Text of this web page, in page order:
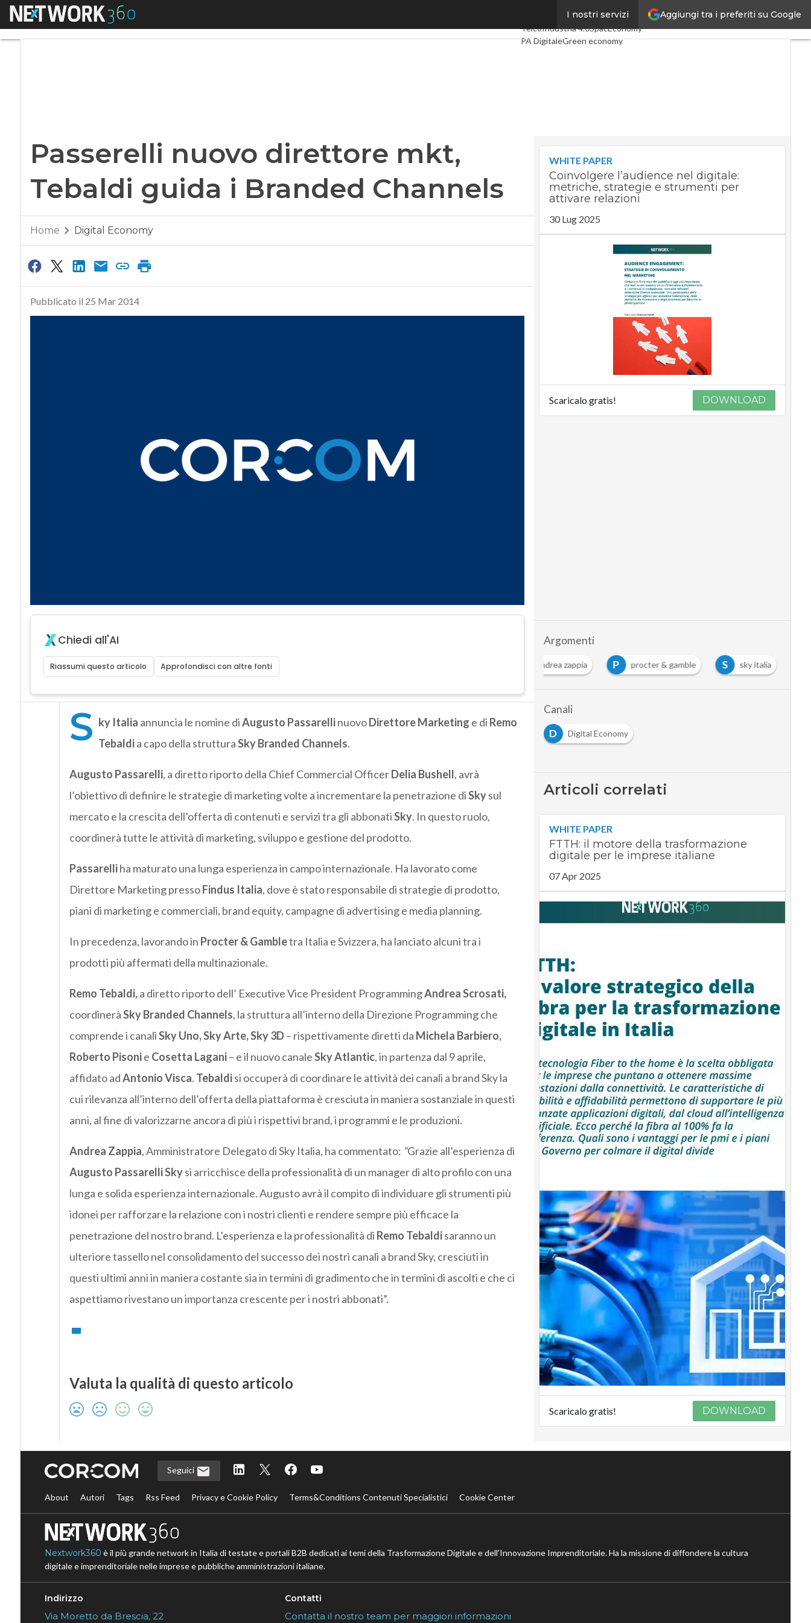
Aggiungi tra i preferiti su Google
I nostri servizi
Menu Ultimi articoli Digital Economy
TelcoIndustria 4.0SpacEconomy
PA DigitaleGreen economy
Passerelli nuovo direttore mkt,
Tebaldi guida i Branded Channels
Home Digital Economy
Pubblicato il 25 Mar 2014
Chiedi all'AI
Riassumi questo articolo Approfondisci con altre fonti
S ky Italia annuncia le nomine diAugusto PassarellinuovoDirettore Marketing e di Remo
Tebaldia capo della strutturaSky Branded Channels.
Augusto Passarelli, a diretto riporto della Chief Commercial OfficerDelia Bushell, avrà
l’obiettivo di definire le strategie di marketing volte a incrementare la penetrazione diSkysul
mercato e la crescita dell’offerta di contenuti e servizi tra gli abbonatiSky. In questo ruolo,
coordinerà tutte le attività di marketing, sviluppo e gestione del prodotto.
Passarelliha maturato una lunga esperienza in campo internazionale. Ha lavorato come
Direttore Marketing pressoFindus Italia, dove è stato responsabile di strategie di prodotto,
piani di marketing e commerciali, brand equity, campagne di advertising e media planning.
In precedenza, lavorando in Procter & Gambletra Italia e Svizzera, ha lanciato alcuni tra i
prodotti più affermati della multinazionale.
Remo Tebaldi,a diretto riporto dell’ Executive Vice President ProgrammingAndrea Scrosati,
coordineràSky Branded Channels, la struttura all’interno della Direzione Programming che
comprende i canaliSky Uno, Sky Arte, Sky 3D– rispettivamente diretti da Michela Barbiero,
Roberto Pisonie Cosetta Lagani– e il nuovo canaleSky Atlantic, in partenza dal 9 aprile,
affidato adAntonio Visca. Tebaldisi occuperà di coordinare le attività dei canali a brand Sky la
cui rilevanza all’interno dell’offerta della piattaforma è cresciuta in maniera sostanziale in questi
anni, al fine di valorizzarne ancora di più i rispettivi brand, i programmi e le produzioni.
Andrea Zappia, Amministratore Delegato di Sky Italia, ha commentato: “Grazie all’esperienza di
Augusto Passarelli Skysi arricchisce della professionalità di un manager di alto profilo con una
lunga e solida esperienza internazionale. Augusto avrà il compito di individuare gli strumenti più
idonei per rafforzare la relazione con i nostri clienti e rendere sempre più efficace la
penetrazione del nostro brand. L’esperienza e la professionalità di Remo Tebaldisaranno un
ulteriore tassello nel consolidamento del successo dei nostri canali a brand Sky, cresciuti in
questi ultimi anni in maniera costante sia in termini di gradimento che in termini di ascolti e che ci
aspettiamo rivestano un importanza crescente per i nostri abbonati”.
Valuta la qualità di questo articolo
WHITE PAPER
Coinvolgere l’audience nel digitale:
metriche, strategie e strumenti per
attivare relazioni
30 Lug 2025
Scaricalo gratis! DOWNLOAD
Argomenti
andrea zappia P procter & gamble S sky italia
Canali
D
Digital Economy
Articoli correlati
WHITE PAPER
FTTH: il motore della trasformazione
digitale per le imprese italiane
07 Apr 2025
Scaricalo gratis! DOWNLOAD
Seguici
About Autori Tags Rss Feed Privacy e Cookie Policy Terms&Conditions Contenuti Specialistici Cookie Center
Nextwork360 è il più grande network in Italia di testate e portali B2B dedicati ai temi della Trasformazione Digitale e dell’Innovazione Imprenditoriale. Ha la missione di diffondere la cultura
digitale e imprenditoriale nelle imprese e pubbliche amministrazioni italiane.
Indirizzo
Via Moretto da Brescia, 22
Contatti
Contatta il nostro team per maggiori informazioni